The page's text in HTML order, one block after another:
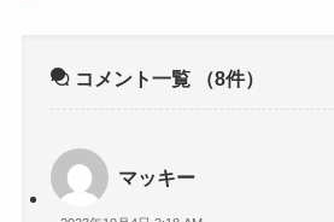
コメント一覧 （8件）
マッキー